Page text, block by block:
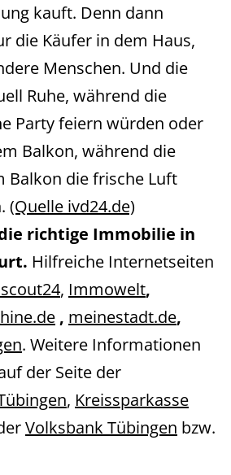
kauft. Denn dann
die Käufer in dem Haus,
Menschen. Und die
Ruhe, während die
Party feiern würden oder
Balkon, während die
Balkon die frische Luft
(Quelle ivd24.de)
richtige Immobilie in
Hilfreiche Internetseiten
, Immowelt,
, meinestadt.de,
. Weitere Informationen
der Seite der
, Kreissparkasse
Volksbank Tübingen bzw.